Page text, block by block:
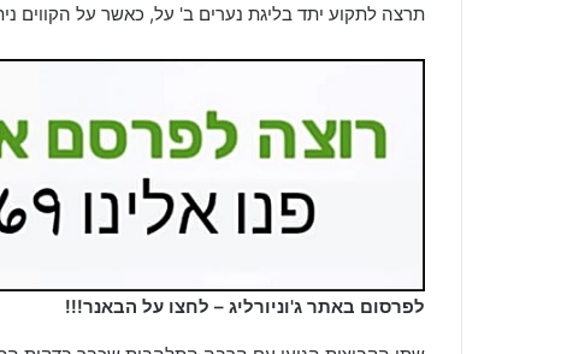
תרצה לתקוע יתד בליגת נערים ב' על, כאשר על הקווים
לפרסום באתר ג'וניורליג – לחצו על הבאנר!!!